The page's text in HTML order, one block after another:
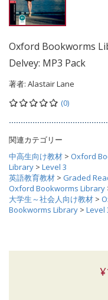
Oxford Bookworms
Delvey: MP3 Pack
著者: Alastair Lane
(0)
関連カテゴリー
中高生向け教材 > Oxford
Library > Level 3
英語教育教材 > Graded
Oxford Bookworms Library
大学生～社会人向け教材 >
Bookworms Library > Level